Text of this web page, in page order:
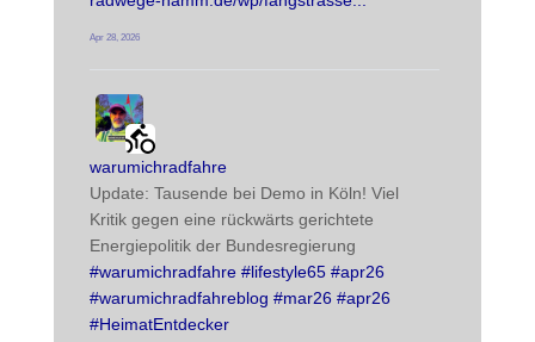
Apr 28, 2026
radwegehamm avatar
warumichradfahrepost
Update: Tausende bei Demo in Köln! Viel
Kritik gegen eine rückwärts gerichtete
Energiepolitik der Bundesregierung
#warumichradfahre #lifestyle65 #apr26
#warumichradfahreblog #mar26 #apr26
#HeimatEntdecker